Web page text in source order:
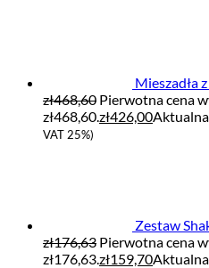
Mieszadła
zł468,60 Pierwotna cena
zł468,60.zł426,00Aktualna
VAT 25%)
Zestaw
zł176,63 Pierwotna cena
zł176,63.zł159,70Aktualna